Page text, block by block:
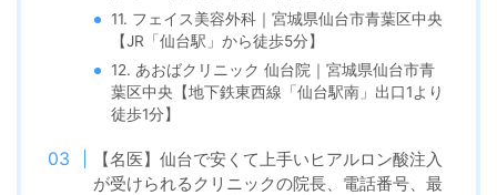
11. フェイス美容外科｜宮城県仙台市青葉区中央
【JR「仙台駅」から徒歩5分】
12. あおばクリニック 仙台院｜宮城県仙台市青
葉区中央【地下鉄東西線「仙台駅南」出口1より
徒歩1分】
【名医】仙台で安くて上手いヒアルロン酸注入
が受けられるクリニックの院長、電話番号、最